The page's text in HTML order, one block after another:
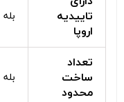
تاییدیه
اروپا
بله
تعداد
ساخت
محدود
بله